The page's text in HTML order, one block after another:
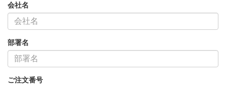
会社名
部署名
ご注文番号